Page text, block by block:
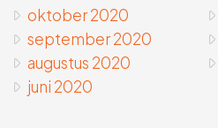
oktober 2020
september 2020
augustus 2020
juni 2020